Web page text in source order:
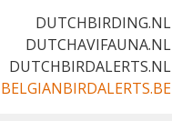
DUTCHBIRDING.NL
DUTCHAVIFAUNA.NL
DUTCHBIRDALERTS.NL
BELGIANBIRDALERTS.BE